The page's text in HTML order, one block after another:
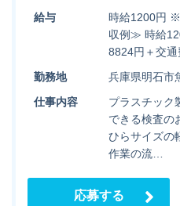
給与
時給1200円
収例≫ 時給
8824円＋交
勤務地
兵庫県明石市
仕事内容
プラスチック
できる検査の
ひらサイズの
作業の流…
応募する